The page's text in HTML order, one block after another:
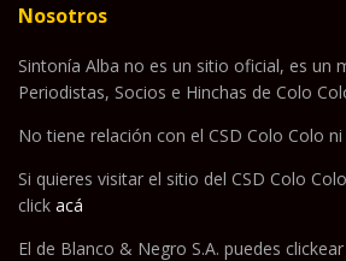
Nosotros
Sintonía Alba no es un sitio oficial, es un
Periodistas, Socios e Hinchas de Colo
No tiene relación con el CSD Colo Colo
Si quieres visitar el sitio del CSD Colo
click acá
El de Blanco & Negro S.A. puedes clickear